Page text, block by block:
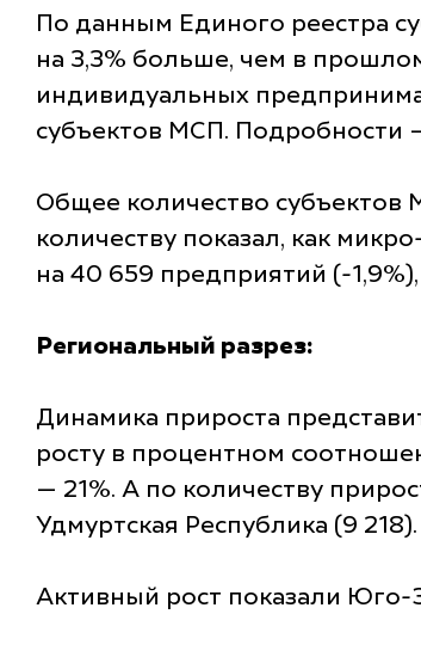
По данным Единого реестра
на 3,3% больше, чем в
индивидуальных
субъектов МСП. Подробности
Общее количество субъектов
количеству показал, как
на 40 659 предприятий (-
Региональный разрез:
Динамика прироста
росту в процентном
— 21%. А по количеству
Удмуртская Республика (9 218).
Активный рост показали Юго-